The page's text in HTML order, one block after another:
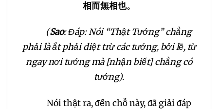
相而無相也。
(Sao: Đáp: Nói “Thật Tướng” chẳng
phải là ắt phải diệt trừ các tướng, bởi lẽ, từ
ngay nơi tướng mà [nhận biết] chẳng có
tướng).
Nói thật ra, đến chỗ này, đã giải đáp